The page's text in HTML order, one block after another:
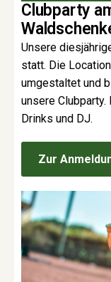
Clubparty
Unsere
statt. Die
umgestaltet und
unsere Clubparty.
Drinks und DJ.
Zur